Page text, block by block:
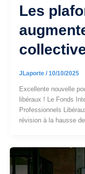
Les
JLaporte / 10/10/2025
Excellente nouvelle
libéraux ! Le Fonds
Professionnels
révision à la hausse